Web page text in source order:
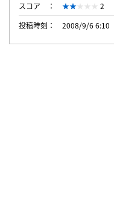
スコア
2
投稿時刻
2008/9/6 6:10